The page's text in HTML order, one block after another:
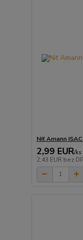
Niť Amann
2,99 EUR/ks
2,43 EUR bez